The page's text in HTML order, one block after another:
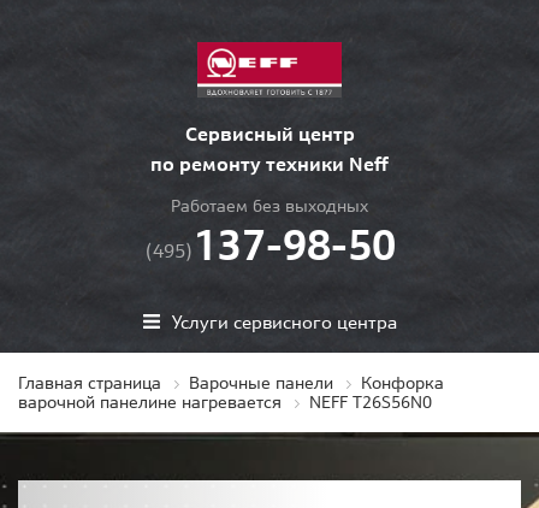
Сервисный центр
по ремонту техники Neff
Работаем без выходных
(495) 137-98-50
Услуги сервисного центра
Главная страница Варочные панели
Конфорка
варочной панелине нагревается
NEFF T26S56N0